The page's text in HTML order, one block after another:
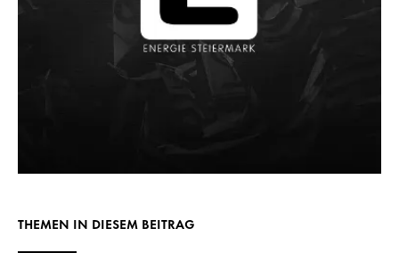
THEMEN IN DIESEM BEITRAG